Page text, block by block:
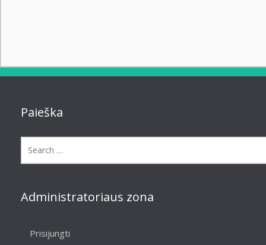
Paieška
Administratoriaus zona
Prisijungti